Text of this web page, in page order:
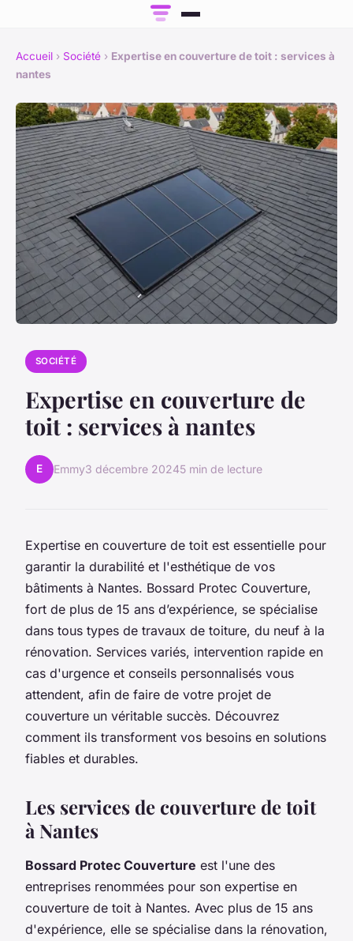
Accueil › Société › Expertise en couverture de toit : services à
nantes
SOCIÉTÉ
Expertise en couverture de
toit : services à nantes
E Emmy3 décembre 20245 min de lecture
Expertise en couverture de toit est essentielle pour
garantir la durabilité et l'esthétique de vos
bâtiments à Nantes. Bossard Protec Couverture,
fort de plus de 15 ans d’expérience, se spécialise
dans tous types de travaux de toiture, du neuf à la
rénovation. Services variés, intervention rapide en
cas d'urgence et conseils personnalisés vous
attendent, afin de faire de votre projet de
couverture un véritable succès. Découvrez
comment ils transforment vos besoins en solutions
fiables et durables.
Les services de couverture de toit
à Nantes
Bossard Protec Couverture est l'une des
entreprises renommées pour son expertise en
couverture de toit à Nantes. Avec plus de 15 ans
d'expérience, elle se spécialise dans la rénovation,